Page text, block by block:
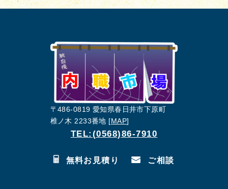
〒486-0819 愛知県春日井市下原町
椎ノ木 2233番地 [MAP]
TEL:(0568)86-7910
無料お見積り ご相談